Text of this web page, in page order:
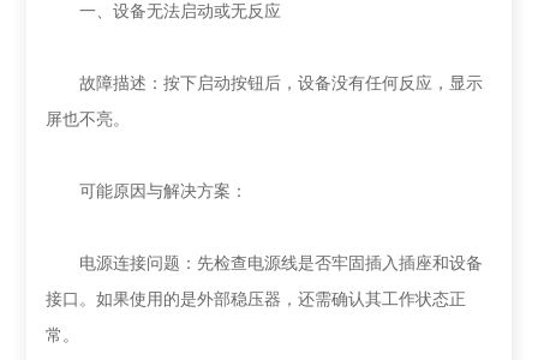
一、设备无法启动或无反应
故障描述：按下启动按钮后，设备没有任何反应，显示
屏也不亮。
可能原因与解决方案：
电源连接问题：先检查电源线是否牢固插入插座和设备
接口。如果使用的是外部稳压器，还需确认其工作状态正
常。